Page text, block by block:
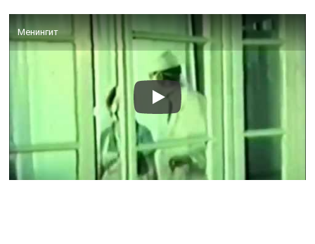
может пройти без всяких последствий.
Если болезнь протекала тяжело, то в течение
продолжительного времени после выздоровления
могут наблюдаться остаточные явления,
проявляющиеся вегето-сосудистой дистонией,
астеническим или неврастеническим синдромом.
Затрагивание самого вещества головного мозга при
тяжелых гнойных формах менингита, в особенности